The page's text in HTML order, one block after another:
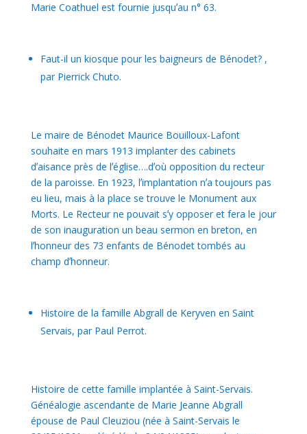
Marie Coathuel est fournie jusquʼau n° 63.
Faut-il un kiosque pour les baigneurs de Bénodet? ,
par Pierrick Chuto.
Le maire de Bénodet Maurice Bouilloux-Lafont
souhaite en mars 1913 implanter des cabinets
dʼaisance près de lʼéglise….dʼoù opposition du recteur
de la paroisse. En 1923, lʼimplantation nʼa toujours pas
eu lieu, mais à la place se trouve le Monument aux
Morts. Le Recteur ne pouvait sʼy opposer et fera le jour
de son inauguration un beau sermon en breton, en
lʼhonneur des 73 enfants de Bénodet tombés au
champ dʼhonneur.
Histoire de la famille Abgrall de Keryven en Saint
Servais, par Paul Perrot.
Histoire de cette famille implantée à Saint-Servais.
Généalogie ascendante de Marie Jeanne Abgrall
épouse de Paul Cleuziou (née à Saint-Servais le